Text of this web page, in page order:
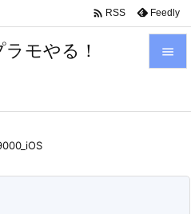
モやる！ 
 RSS Feedly